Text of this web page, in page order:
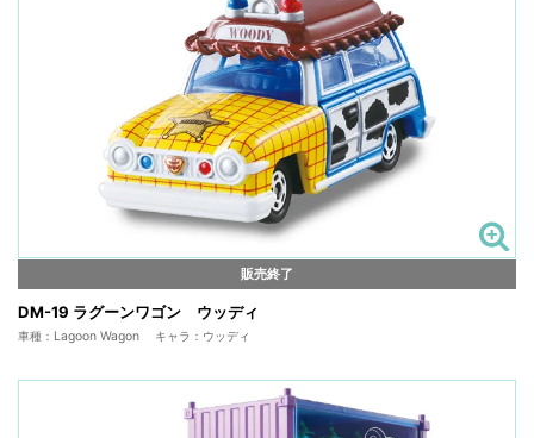
販売終了
DM-19 ラグーンワゴン ウッディ
車種：Lagoon Wagon キャラ：ウッディ